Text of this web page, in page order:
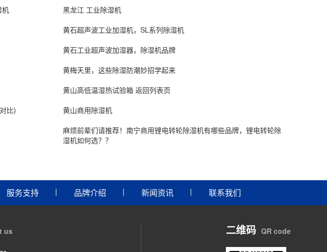
机
黑龙江 工业除湿机
黄石超声波工业加湿机，SL系列除湿机
黄石工业超声波加湿器，除湿机品牌
黄梅天里，这些除湿防潮妙招学起来
黄山高低温湿热试验箱 返回列表页
比)
黄山商用除湿机
麻烦前辈们请推荐！南宁商用锂电转轮除湿机有哪些品牌，锂电转轮除
湿机如何选？？
服务支持 品牌介绍 新闻资讯 联系我们
us 二维码 QR code